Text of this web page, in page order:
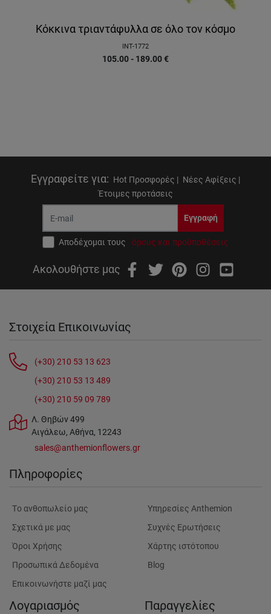
Κόκκινα τριαντάφυλλα σε όλο τον κόσμο
INT-1772
105.00 - 189.00€
Εγγραφείτε για: Hot Προσφορές | Νέες Αφίξεις |
Έτοιμες προτάσεις
Εγγραφή
Αποδέχομαι τους όρους και προϋποθέσεις
Ακολουθήστε μας
Στοιχεία Επικοινωνίας
(+30) 210 53 13 623
(+30) 210 53 13 489
(+30) 210 59 09 789
Λ. Θηβών 499
Αιγάλεω, Αθήνα, 12243
sales@anthemionflowers.gr
Πληροφορίες
Tο ανθοπωλείο μας
Σχετικά με μας
Όροι Χρήσης
Προσωπικά Δεδομένα
Επικοινωνήστε μαζί μας
Υπηρεσίες Anthemion
Συχνές Ερωτήσεις
Χάρτης ιστότοπου
Blog
Λογαριασμός Παραγγελίες